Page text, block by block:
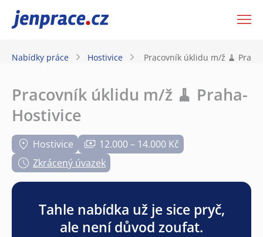
JenPráce.cz
Nabídky práce Hostivice Pracovník úklidu m/ž 🧹
Pracovník úklidu m/ž 🧹 Praha-
Hostivice
Hostivice
12.000 – 14.000 Kč
Zkrácený úvazek
Tahle nabídka už je sice pryč,
ale není důvod zoufat.